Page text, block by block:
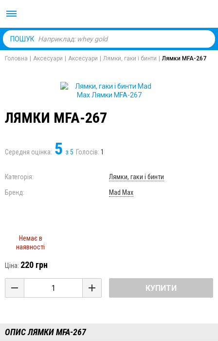
ПОШУК
Головна Аксесуари Аксесуари Лямки, гаки і бинти Лямки MFA-267
ЛЯМКИ MFA-267
Середня оцінка: 5 з 5 Голосів: 1
Категорія:
Лямки, гаки і бинти
Бренд:
Mad Max
Немає в
наявності
Ціна: 220 грн
КУПИТИ
ОПИС ЛЯМКИ MFA-267